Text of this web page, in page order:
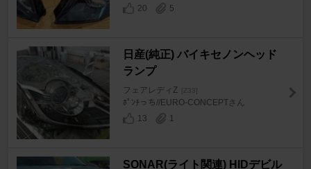
20
5
日産(純正) バイキセノンヘッド
ランプ
フェアレディZ [Z33]
ﾎﾟﾝﾁっち//EURO-CONCEPTさん
13
1
SONAR(ライト関連) HIDデビル